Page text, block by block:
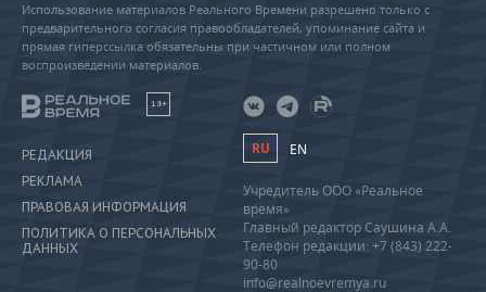
Использование материалов Реального Времени разрешено только с
предварительного согласия правообладателей, упоминание сайта и
прямая гиперссылка обязательны при частичном или полном
воспроизведении материалов.
18+
РЕДАКЦИЯ
РЕКЛАМА
ПРАВОВАЯ ИНФОРМАЦИЯ
ПОЛИТИКА О ПЕРСОНАЛЬНЫХ
ДАННЫХ
RU EN
Учредитель ООО «Реальное
время»
Главный редактор Саушина А.А.
Телефон редакции: +7 (843) 222-
90-80
info@realnoevremya.ru